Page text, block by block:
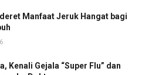
Manfaat Jeruk Hangat bagi
Kenali Gejala “Super Flu” dan